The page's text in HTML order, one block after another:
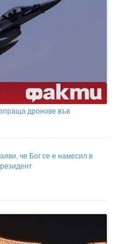
дронове във
че Бог се е намесил в